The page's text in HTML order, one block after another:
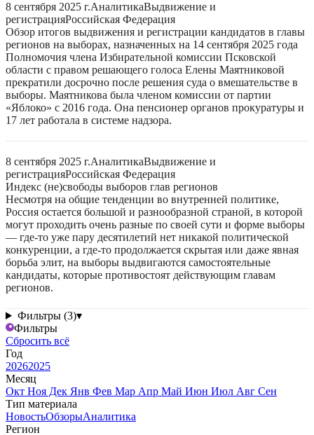
8 сентября 2025 г.АналитикаВыдвижение и
регистрацияРоссийская Федерация
Обзор итогов выдвижения и регистрации кандидатов в главы
регионов на выборах, назначенных на 14 сентября 2025 года
Полномочия члена Избирательной комиссии Псковской
области с правом решающего голоса Елены Маятниковой
прекратили досрочно после решения суда о вмешательстве в
выборы. Маятникова была членом комиссии от партии
«Яблоко» с 2016 года. Она пенсионер органов прокуратуры и
17 лет работала в системе надзора.
8 сентября 2025 г.АналитикаВыдвижение и
регистрацияРоссийская Федерация
Индекс (не)свободы выборов глав регионов
Несмотря на общие тенденции во внутренней политике,
Россия остается большой и разнообразной страной, в которой
могут проходить очень разные по своей сути и форме выборы
— где-то уже пару десятилетий нет никакой политической
конкуренции, а где-то продолжается скрытая или даже явная
борьба элит, на выборы выдвигаются самостоятельные
кандидаты, которые противостоят действующим главам
регионов.
Фильтры (3)▾
Фильтры
Сбросить всё
Год
20262025
Месяц
Окт Ноя Дек Янв Фев Мар Апр Май Июн Июл Авг Сен
Тип материала
НовостьОбзорыАналитика
Регион